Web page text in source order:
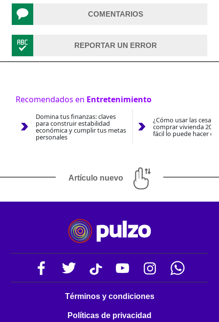
COMENTARIOS
REPORTAR UN ERROR
Recomendados en Entretenimiento
Domina tus finanzas: claves
para construir estabilidad
económica y cumplir tus metas
personales
¿Cómo usar las
comprar vivienda
fácil lo puede hacer
Artículo nuevo
Términos y condiciones
Políticas de privacidad